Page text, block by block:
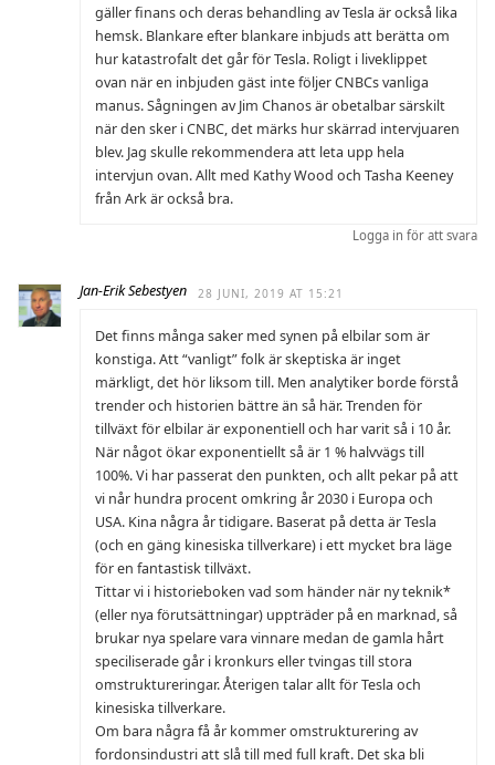
gäller finans och deras behandling av Tesla är också lika
hemsk. Blankare efter blankare inbjuds att berätta om
hur katastrofalt det går för Tesla. Roligt i liveklippet
ovan när en inbjuden gäst inte följer CNBCs vanliga
manus. Sågningen av Jim Chanos är obetalbar särskilt
när den sker i CNBC, det märks hur skärrad intervjuaren
blev. Jag skulle rekommendera att leta upp hela
intervjun ovan. Allt med Kathy Wood och Tasha Keeney
från Ark är också bra.
Logga in för att svara
Jan-Erik Sebestyen 28 JUNI, 2019 AT 15:21
Det finns många saker med synen på elbilar som är
konstiga. Att “vanligt” folk är skeptiska är inget
märkligt, det hör liksom till. Men analytiker borde förstå
trender och historien bättre än så här. Trenden för
tillväxt för elbilar är exponentiell och har varit så i 10 år.
När något ökar exponentiellt så är 1 % halvvägs till
100%. Vi har passerat den punkten, och allt pekar på att
vi når hundra procent omkring år 2030 i Europa och
USA. Kina några år tidigare. Baserat på detta är Tesla
(och en gäng kinesiska tillverkare) i ett mycket bra läge
för en fantastisk tillväxt.
Tittar vi i historieboken vad som händer när ny teknik*
(eller nya förutsättningar) uppträder på en marknad, så
brukar nya spelare vara vinnare medan de gamla hårt
speciliserade går i kronkurs eller tvingas till stora
omstruktureringar. Återigen talar allt för Tesla och
kinesiska tillverkare.
Om bara några få år kommer omstrukturering av
fordonsindustri att slå till med full kraft. Det ska bli